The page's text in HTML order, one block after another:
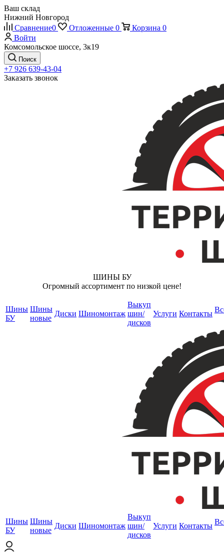
Ваш склад
Нижний Новгород
Сравнение0 Отложенные 0 Корзина 0
Войти
Комсомольское шоссе, 3к19
Поиск
+7 926 639-43-04
Заказать звонок
ШИНЫ БУ
Огромный ассортимент по низкой цене!
Шины
БУ
Шины
новые
Диски Шиномонтаж
Выкуп
шин/
дисков
Услуги Контакты
Шины
БУ
Шины
новые
Диски Шиномонтаж
Выкуп
шин/
дисков
Услуги Контакты